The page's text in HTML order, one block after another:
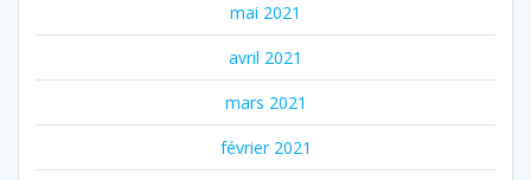
mai 2021
avril 2021
mars 2021
février 2021